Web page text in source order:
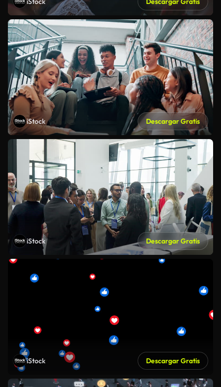
iStock Descargar Gratis
iStock Descargar Gratis
iStock Descargar Gratis